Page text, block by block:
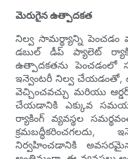
మెరుగైన ఉత్పాదకత
నిల్వ సామర్థ్యాన్ని పెంచడం
డబుల్ డీప్ ప్యాలెట్
ఉత్పాదకతను పెంచడంలో
ఇన్వెంటరీ నిల్వ చేయడంతో,
వెచ్చించవచ్చు మరియు
చేయడానికి ఎక్కువ
ర్యాకింగ్ వ్యవస్థల
నిర్వహించడానికి